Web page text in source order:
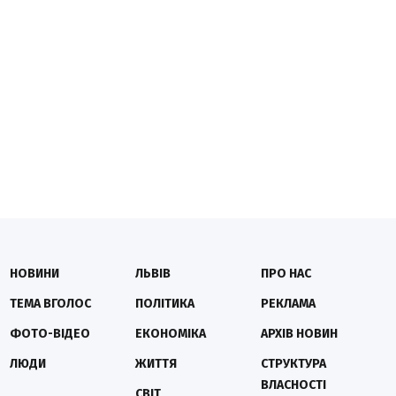
НОВИНИ
ТЕМА ВГОЛОС
ФОТО-ВІДЕО
ЛЮДИ
ЛЬВІВ
ПОЛІТИКА
ЕКОНОМІКА
ЖИТТЯ
ПРО НАС
РЕКЛАМА
АРХІВ НОВИН
СТРУКТУРА
ВЛАСНОСТІ